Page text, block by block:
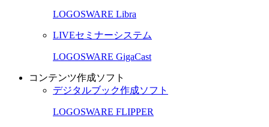
LOGOSWARE Libra
LIVEセミナーシステム
LOGOSWARE GigaCast
コンテンツ作成ソフト
デジタルブック作成ソフト
LOGOSWARE FLIPPER